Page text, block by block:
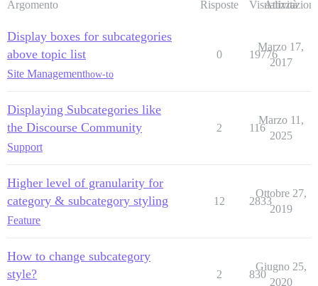
Argomento Risposte Visualizzazioni
Attività
Display boxes for subcategories
above topic list
Site Managementhow-to
0 19776
Marzo 17,
2017
Displaying Subcategories like
the Discourse Community
Support
2 116
Marzo 11,
2025
Higher level of granularity for
category & subcategory styling
Feature
12 2833
Ottobre 27,
2019
How to change subcategory
style?
2 830
Giugno 25,
2020